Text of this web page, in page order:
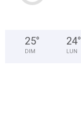
25°
DIM
24°
LUN